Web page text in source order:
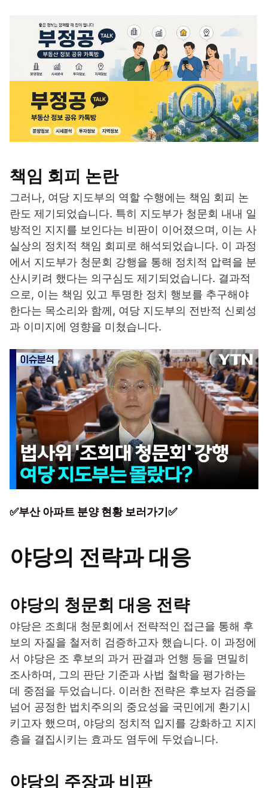
책임 회피 논란
그러나, 여당 지도부의 역할 수행에는 책임 회피 논
란도 제기되었습니다. 특히 지도부가 청문회 내내 일
방적인 지지를 보인다는 비판이 이어졌으며, 이는 사
실상의 정치적 책임 회피로 해석되었습니다. 이 과정
에서 지도부가 청문회 강행을 통해 정치적 압력을 분
산시키려 했다는 의구심도 제기되었습니다. 결과적
으로, 이는 책임 있고 투명한 정치 행보를 추구해야
한다는 목소리와 함께, 여당 지도부의 전반적 신뢰성
과 이미지에 영향을 미쳤습니다.
✅부산 아파트 분양 현황 보러가기✅
야당의 전략과 대응
야당의 청문회 대응 전략
야당은 조희대 청문회에서 전략적인 접근을 통해 후
보의 자질을 철저히 검증하고자 했습니다. 이 과정에
서 야당은 조 후보의 과거 판결과 언행 등을 면밀히
조사하며, 그의 판단 기준과 사법 철학을 평가하는
데 중점을 두었습니다. 이러한 전략은 후보자 검증을
넘어 공정한 법치주의의 중요성을 국민에게 환기시
키고자 했으며, 야당의 정치적 입지를 강화하고 지지
층을 결집시키는 효과도 염두에 두었습니다.
야당의 주장과 비판